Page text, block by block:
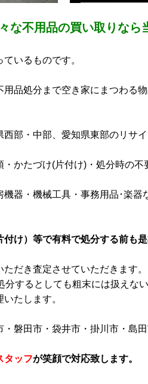
な不用品の買い取りなら
いるものです。
品処分まで空き家にまつわる
部・中部、愛知県東部のリサ
かたづけ(片付け)・処分時の
器・機械工具・事務用品･楽器
け）等で有料で処分する前も是
だき査定させていただきます。
するとしても粗末には扱えな
たします。
磐田市・袋井市・掛川市・島
タッフが笑顔で対応致します。